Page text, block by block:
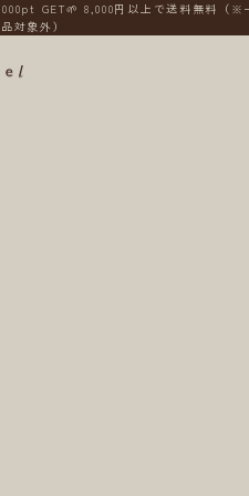
GET🌱 8,000円以上で送料無料（※
対象外）